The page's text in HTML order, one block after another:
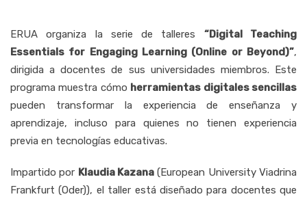
ERUA organiza la serie de talleres “Digital Teaching
Essentials for Engaging Learning (Online or Beyond)”,
dirigida a docentes de sus universidades miembros. Este
programa muestra cómo herramientas digitales sencillas
pueden transformar la experiencia de enseñanza y
aprendizaje, incluso para quienes no tienen experiencia
previa en tecnologías educativas.
Impartido por Klaudia Kazana (European University Viadrina
Frankfurt (Oder)), el taller está diseñado para docentes que